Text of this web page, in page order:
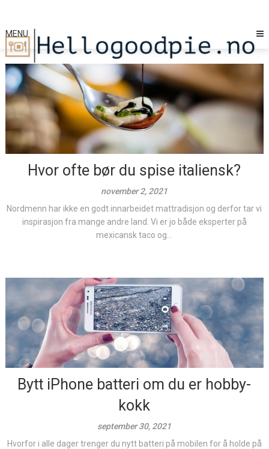
content
MENU
Hvor ofte bør du spise italiensk?
november 2, 2021
Nordmenn har ikke en godt innarbeidet mattradisjon og derfor tar vi
inspirasjon fra mange andre land. Vi er jo både eksperter på
mexicansk taco og...
Bytt iPhone batteri om du er hobby-
kokk
september 30, 2021
Hvorfor i alle dager trenger du nytt batteri på mobilen for å holde på